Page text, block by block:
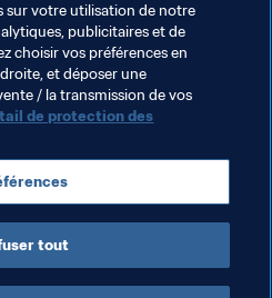
Qatar 2022 Qatar
sur votre utilisation de notre
publicitaires et de
choisir vos préférences en
et déposer une
/ la transmission de vos
de protection des
tout